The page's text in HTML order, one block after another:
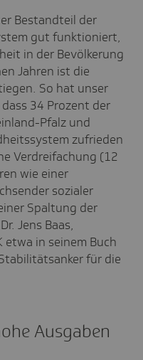
Bestandteil der
gut funktioniert,
in der Bevölkerung
Jahren ist die
So hat unser
34 Prozent der
Pfalz und
zufrieden
Verdreifachung (12
wie einer
sozialer
Spaltung der
Jens Baas,
in seinem Buch
für die
Ausgaben